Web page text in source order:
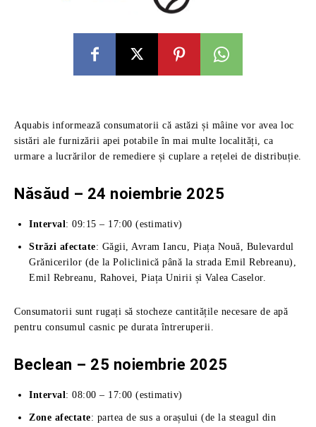
Aquabis informează consumatorii că astăzi și mâine vor avea loc
sistări ale furnizării apei potabile în mai multe localități, ca
urmare a lucrărilor de remediere și cuplare a rețelei de distribuție.
Năsăud – 24 noiembrie 2025
Interval: 09:15 – 17:00 (estimativ)
Străzi afectate: Găgii, Avram Iancu, Piața Nouă, Bulevardul
Grănicerilor (de la Policlinică până la strada Emil Rebreanu),
Emil Rebreanu, Rahovei, Piața Unirii și Valea Caselor.
Consumatorii sunt rugați să stocheze cantitățile necesare de apă
pentru consumul casnic pe durata întreruperii.
Beclean – 25 noiembrie 2025
Interval: 08:00 – 17:00 (estimativ)
Zone afectate: partea de sus a orașului (de la steagul din